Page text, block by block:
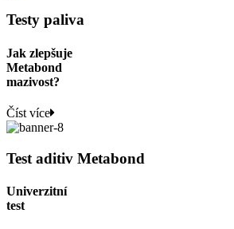
Testy paliva
Jak zlepšuje
Metabond
mazivost?
Číst více
Test aditiv Metabond
Univerzitní
test